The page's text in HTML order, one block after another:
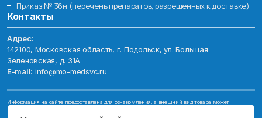
Приказ № 36н (перечень препаратов, разрешенных к доставке)
Контакты
Адрес:
142100, Московская область, г. Подольск, ул. Большая
Зеленовская, д. 31А
E-mail: info@mo-medsvc.ru
Информация на сайте предоставлена для ознакомления, а внешний вид товара может
Имеются противопоказания, проконсультируйтесь со специалистом!